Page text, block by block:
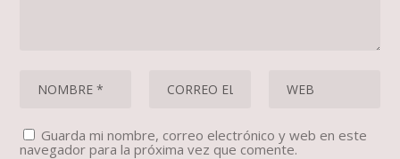
Guarda mi nombre, correo electrónico y web en este
navegador para la próxima vez que comente.